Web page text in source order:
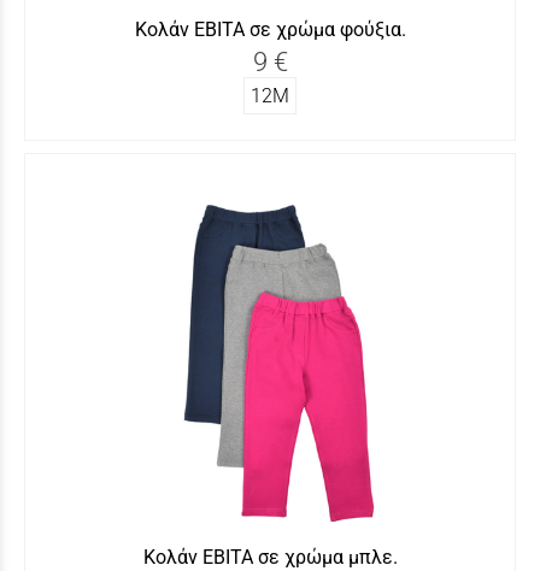
Κολάν ΕΒΙΤΑ σε χρώμα φούξια.
9 €
12Μ
Κολάν ΕΒΙΤΑ σε χρώμα μπλε.